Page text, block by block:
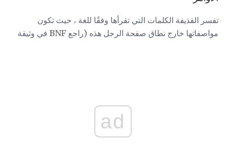
تفسر القذيفة الكلمات التي تقرأها وفقًا للغة ، حيث تكون
مواصفاتها خارج نطاق صفحة الرجل هذه (راجع BNF في وثيقة
ad